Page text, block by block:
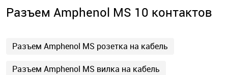
Разъем Amphenol MS 10 контактов
Разъем Amphenol MS розетка на кабель
Разъем Amphenol MS вилка на кабель